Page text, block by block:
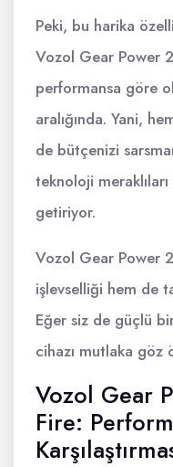
Peki, bu harika
Vozol Gear Power
performansa göre
aralığında. Yani,
de bütçenizi
teknoloji
getiriyor.
Vozol Gear Power
işlevselliği hem de
Eğer siz de güçlü
cihazı mutlaka göz
Vozol Gear
Fire: